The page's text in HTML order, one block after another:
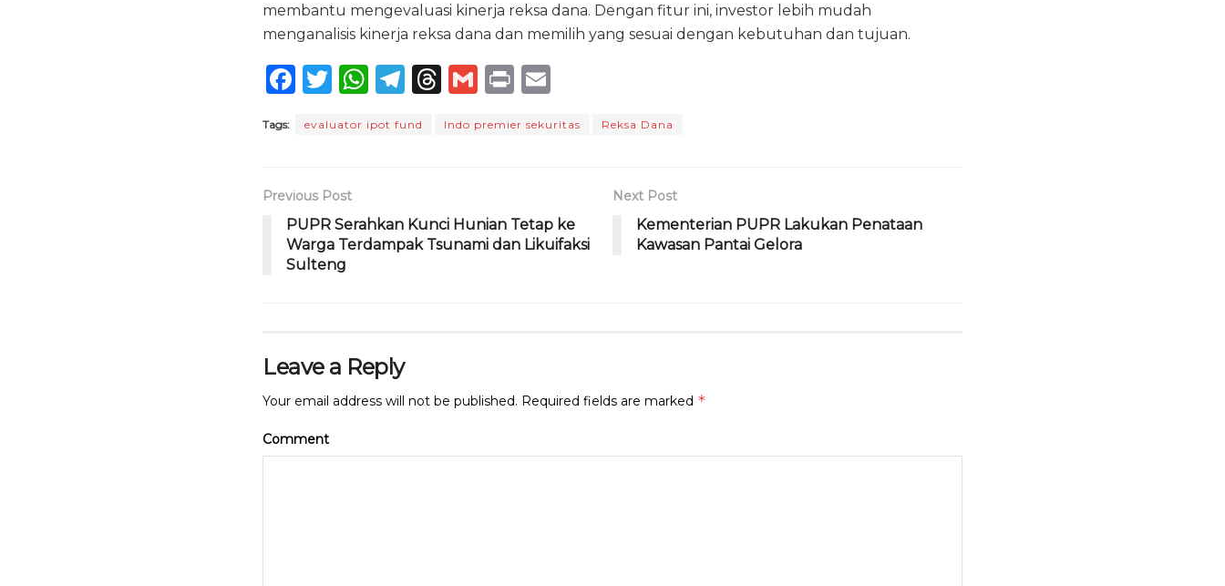
membantu mengevaluasi kinerja reksa dana. Dengan fitur ini, investor lebih mudah
menganalisis kinerja reksa dana dan memilih yang sesuai dengan kebutuhan dan tujuan.
F
c
b
o
o
T
it
r
W
a
p
p
T
e
m
T
re
s
G
ai
P
n ai
Tags: evaluator ipot fund Indo premier sekuritas Reksa Dana
Previous Post
PUPR Serahkan Kunci Hunian Tetap ke
Warga Terdampak Tsunami dan Likuifaksi
Sulteng
Next Post
Kementerian PUPR Lakukan Penataan
Kawasan Pantai Gelora
Leave a Reply
Your email address will not be published. Required fields are marked *
Comment